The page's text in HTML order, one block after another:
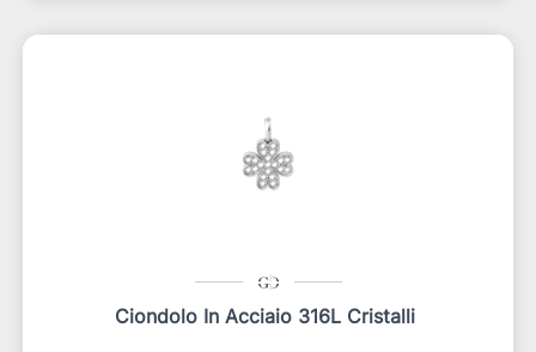
Ciondolo In Acciaio 316L Cristalli